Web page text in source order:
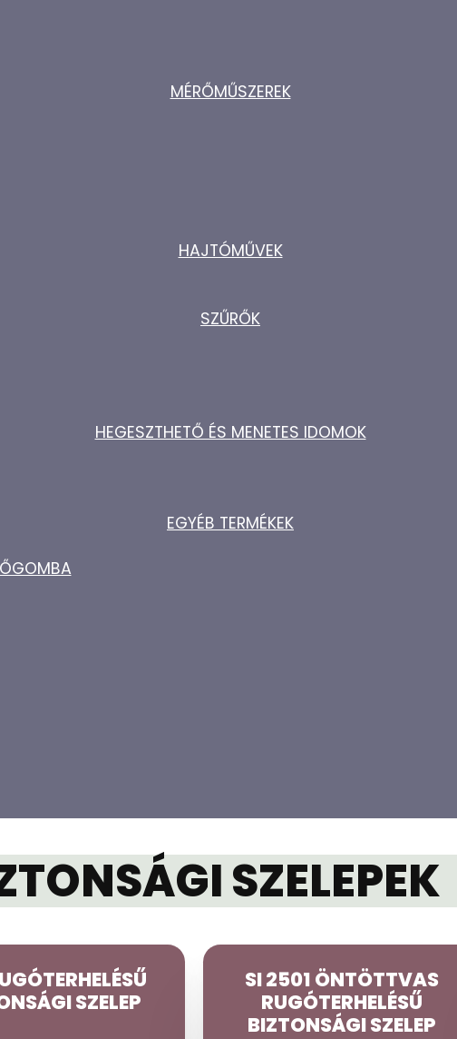
MÉRŐMŰSZEREK
HAJTÓMŰVEK
SZŰRŐK
HEGESZTHETŐ ÉS MENETES IDOMOK
EGYÉB TERMÉKEK
SZELEPEK
SZELEP
SI 2501 ÖNTÖTTVAS
RUGÓTERHELÉSŰ
BIZTONSÁGI SZELEP